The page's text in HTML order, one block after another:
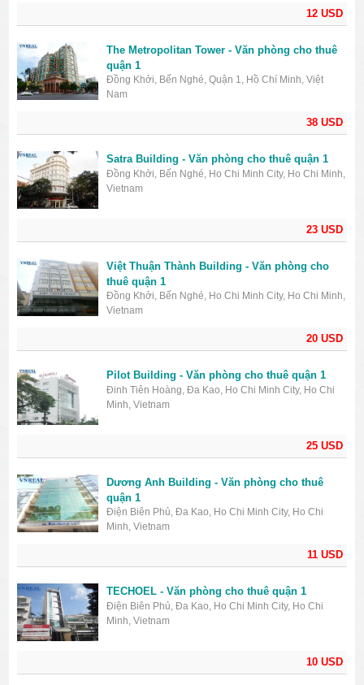
12 USD
38 USD
The Metropolitan Tower - Văn phòng cho thuê
quận 1
Đồng Khởi, Bến Nghé, Quận 1, Hồ Chí Minh, Việt
Nam
23 USD
Satra Building - Văn phòng cho thuê quận 1
Đồng Khởi, Bến Nghé, Ho Chi Minh City, Ho Chi Minh,
Vietnam
20 USD
Việt Thuận Thành Building - Văn phòng cho
thuê quận 1
Đồng Khởi, Bến Nghé, Ho Chi Minh City, Ho Chi Minh,
Vietnam
25 USD
Pilot Building - Văn phòng cho thuê quận 1
Đinh Tiên Hoàng, Đa Kao, Ho Chi Minh City, Ho Chi
Minh, Vietnam
11 USD
Dương Anh Building - Văn phòng cho thuê
quận 1
Điện Biên Phủ, Đa Kao, Ho Chi Minh City, Ho Chi
Minh, Vietnam
10 USD
TECHOEL - Văn phòng cho thuê quận 1
Điện Biên Phủ, Đa Kao, Ho Chi Minh City, Ho Chi
Minh, Vietnam